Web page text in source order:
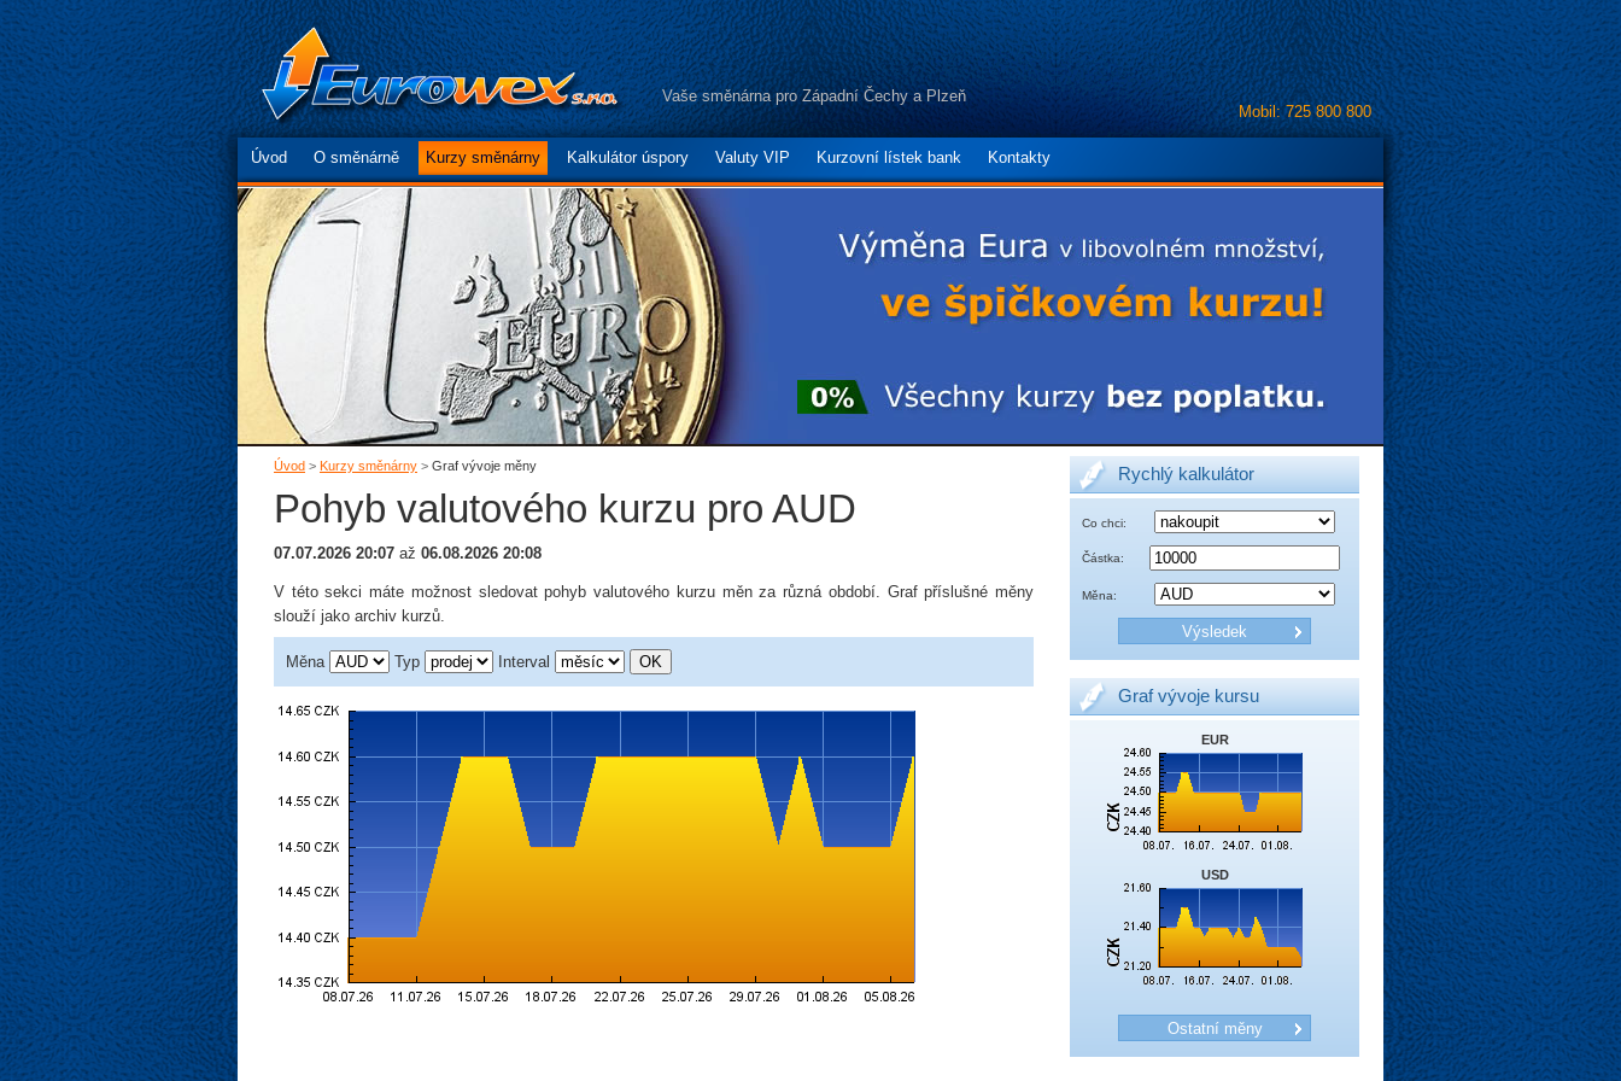
Vaše směnárna pro Západní Čechy a Plzeň
Mobil: 725 800 800
Úvod O směnárně Kurzy směnárny Kalkulátor úspory Valuty VIP Kurzovní lístek bank Kontakty
Úvod > Kurzy směnárny > Graf vývoje měny
Pohyb valutového kurzu pro AUD
07.07.2026 20:07 až 06.08.2026 20:08
V této sekci máte možnost sledovat pohyb valutového kurzu měn za různá období. Graf příslušné měny
slouží jako archiv kurzů.
Měna Typ Interval
Rychlý kalkulátor
Co chci:
Částka:
Měna:
Graf vývoje kursu
EUR
USD